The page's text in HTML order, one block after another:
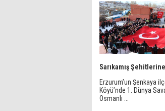
Sarıkamış
Erzurum’un Şenkaya
Köyü’nde 1. Dünya
Osmanlı ...